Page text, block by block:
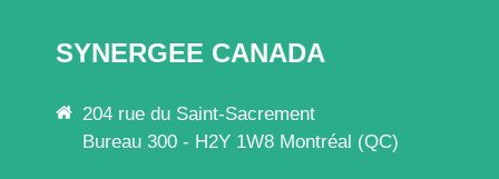
SYNERGEE CANADA
204 rue du Saint-Sacrement
Bureau 300 - H2Y 1W8 Montréal (QC)